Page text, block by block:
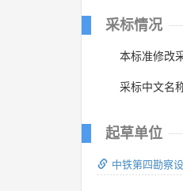
采标情况
本标准修改
采标中文名
起草单位
中铁第四勘察